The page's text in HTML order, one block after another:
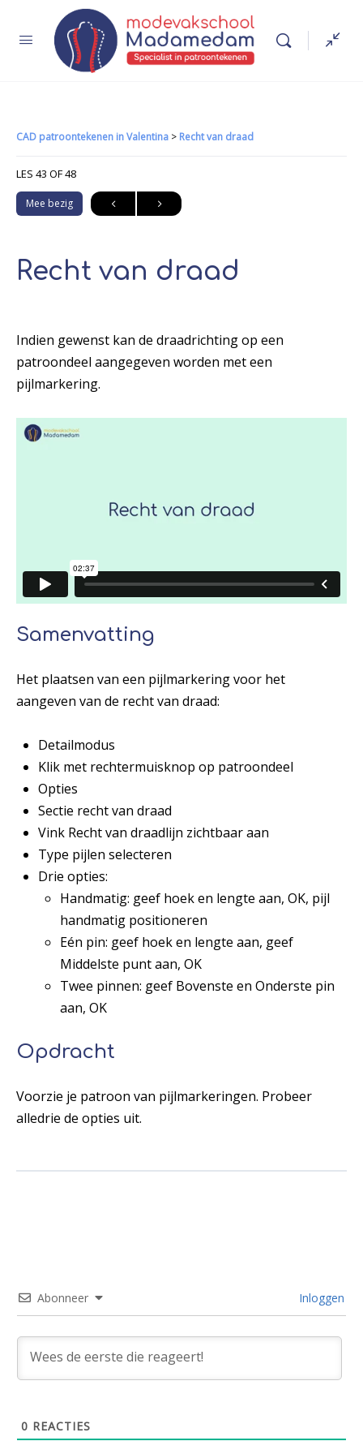
CAD patroontekenen in Valentina Recht van draad
LES 43 OF 48
Mee bezig
Recht van draad
Indien gewenst kan de draadrichting op een
patroondeel aangegeven worden met een
pijlmarkering.
Samenvatting
Het plaatsen van een pijlmarkering voor het
aangeven van de recht van draad:
Detailmodus
Klik met rechtermuisknop op patroondeel
Opties
Sectie recht van draad
Vink Recht van draadlijn zichtbaar aan
Type pijlen selecteren
Drie opties:
Handmatig: geef hoek en lengte aan, OK, pijl
handmatig positioneren
Eén pin: geef hoek en lengte aan, geef
Middelste punt aan, OK
Twee pinnen: geef Bovenste en Onderste pin
aan, OK
Opdracht
Voorzie je patroon van pijlmarkeringen. Probeer
alledrie de opties uit.
Abonneer Inloggen
0 REACTIES